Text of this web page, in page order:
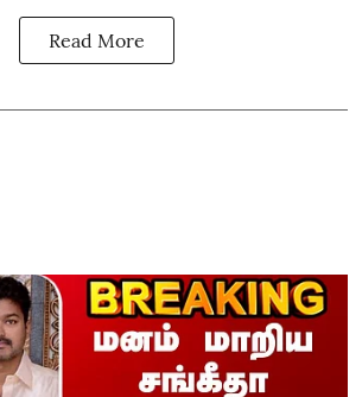
Read More